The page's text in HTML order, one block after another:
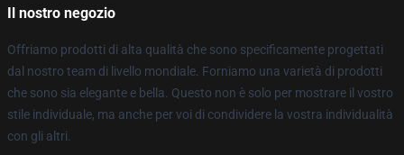
Il nostro negozio
Offriamo prodotti di alta qualità che sono specificamente progettati
dal nostro team di livello mondiale. Forniamo una varietà di prodotti
che sono sia elegante e bella. Questo non è solo per mostrare il vostro
stile individuale, ma anche per voi di condividere la vostra individualità
con gli altri.